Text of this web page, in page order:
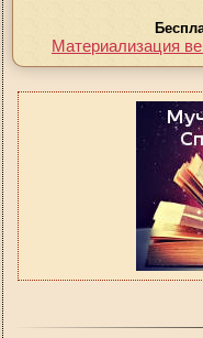
Материализация